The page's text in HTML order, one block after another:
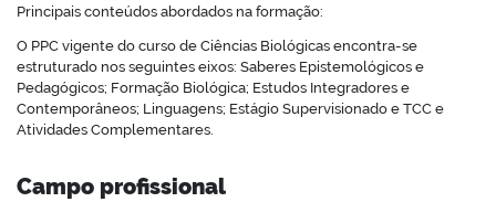
Principais conteúdos abordados na formação:
O PPC vigente do curso de Ciências Biológicas encontra-se
estruturado nos seguintes eixos: Saberes Epistemológicos e
Pedagógicos; Formação Biológica; Estudos Integradores e
Contemporâneos; Linguagens; Estágio Supervisionado e TCC e
Atividades Complementares.
Campo profissional